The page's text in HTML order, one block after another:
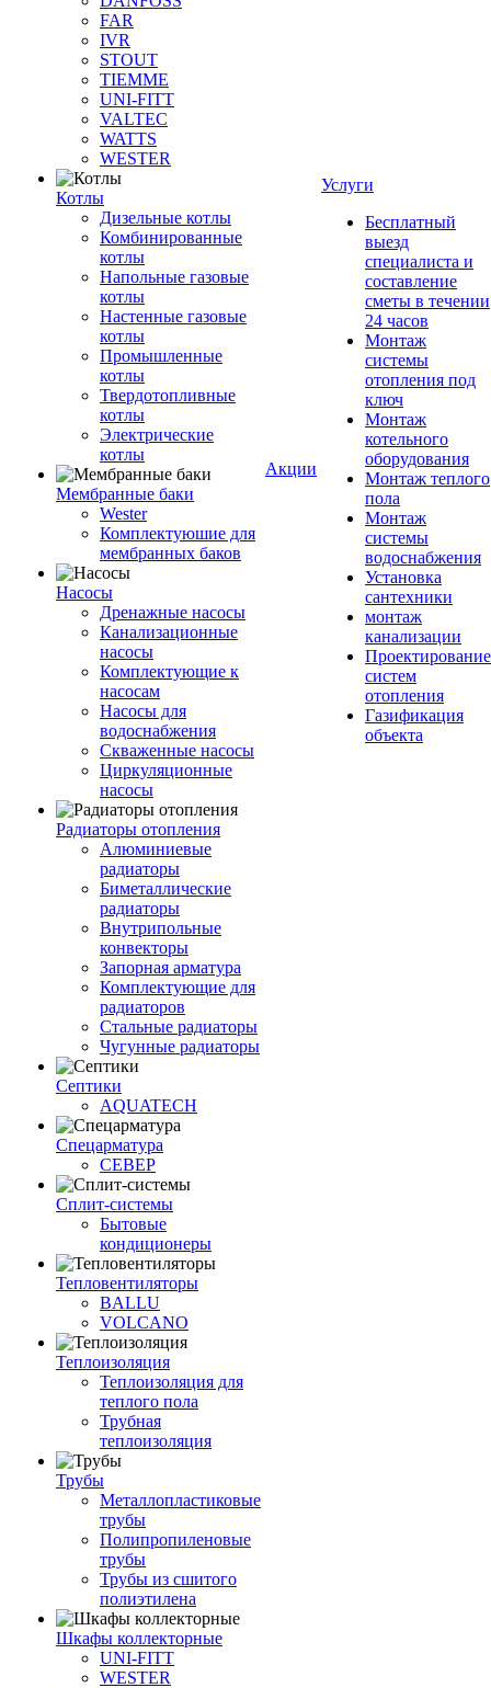
FAR
IVR
STOUT
TIEMME
UNI-FITT
VALTEC
WATTS
WESTER
Котлы
Дизельные котлы
Комбинированные
котлы
Напольные газовые
котлы
Настенные газовые
котлы
Промышленные
котлы
Твердотопливные
котлы
Электрические
котлы
Мембранные баки
Wester
Комплектуюшие для
мембранных баков
Насосы
Дренажные насосы
Канализационные
насосы
Комплектующие к
насосам
Насосы для
водоснабжения
Скваженные насосы
Циркуляционные
насосы
Радиаторы отопления
Алюминиевые
радиаторы
Биметаллические
радиаторы
Внутрипольные
конвекторы
Запорная арматура
Комплектующие для
радиаторов
Стальные радиаторы
Чугунные радиаторы
Септики
AQUATECH
Спецарматура
СЕВЕР
Сплит-системы
Бытовые
кондиционеры
Тепловентиляторы
BALLU
VOLCANO
Теплоизоляция
Теплоизоляция для
теплого пола
Трубная
теплоизоляция
Трубы
Металлопластиковые
трубы
Полипропиленовые
трубы
Трубы из сшитого
полиэтилена
Шкафы коллекторные
UNI-FITT
WESTER
Акции
Услуги
Бесплатный
выезд
специалиста и
составление
сметы в течении
24 часов
Монтаж
системы
отопления под
ключ
Монтаж
котельного
оборудования
Монтаж теплого
пола
Монтаж
системы
водоснабжения
Установка
сантехники
монтаж
канализации
Проектирование
систем
отопления
Газификация
объекта